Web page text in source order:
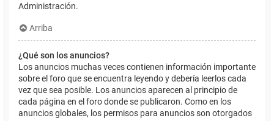
Administración.
Arriba
¿Qué son los anuncios?
Los anuncios muchas veces contienen información importante
sobre el foro que se encuentra leyendo y debería leerlos cada
vez que sea posible. Los anuncios aparecen al principio de
cada página en el foro donde se publicaron. Como en los
anuncios globales, los permisos para anuncios son otorgados